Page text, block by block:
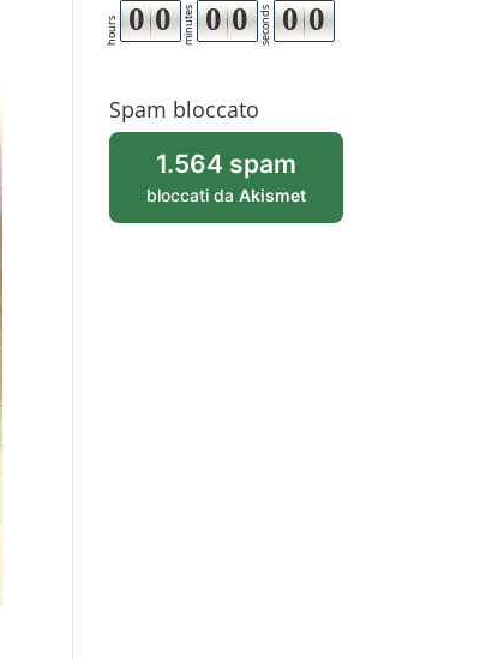
hours 0 0 minutes 0 0 seconds 0 0
Spam bloccato
1.564 spam
bloccati da Akismet